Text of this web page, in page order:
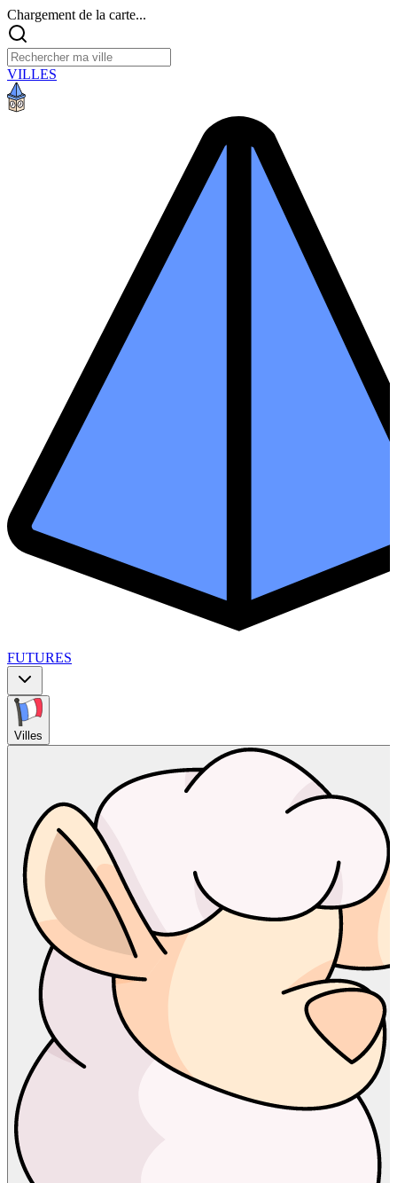
Chargement de la carte...
VILLES
FUTURES
Villes